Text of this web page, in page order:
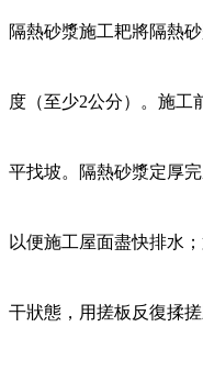
隔熱砂漿施工耙將隔熱
度（至少2公分）。施工
平找坡。隔熱砂漿定厚
以便施工屋面盡快排水
干狀態，用搓板反復揉